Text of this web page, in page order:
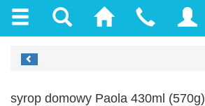
syrop domowy Paola 430ml (570g)